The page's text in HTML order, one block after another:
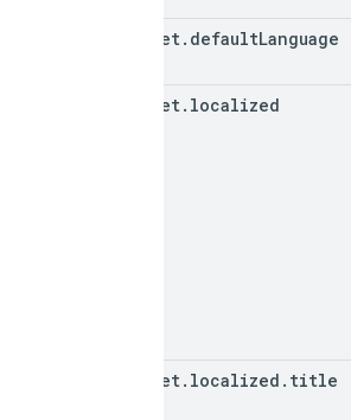
snippet. defaultLanguage
snippet. localized
snippet. localized . title